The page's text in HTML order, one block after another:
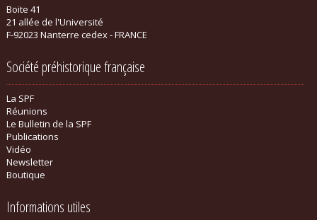
Boite 41
21 allée de l'Université
F-92023 Nanterre cedex - FRANCE
Société préhistorique française
La SPF
Réunions
Le Bulletin de la SPF
Publications
Vidéo
Newsletter
Boutique
Informations utiles